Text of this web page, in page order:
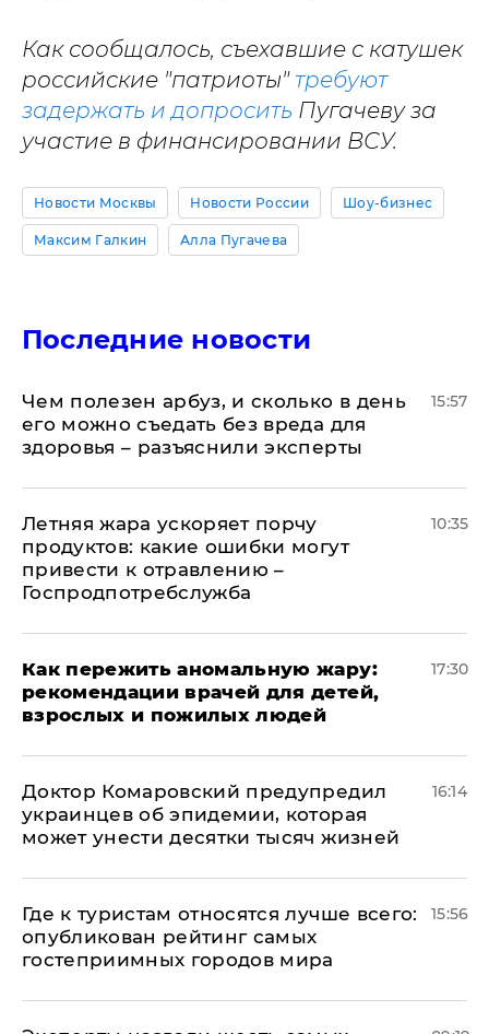
Как сообщалось, съехавшие с катушек
российские "патриоты" требуют
задержать и допросить Пугачеву за
участие в финансировании ВСУ.
Новости Москвы Новости России Шоу-бизнес
Максим Галкин Алла Пугачева
Последние новости
Чем полезен арбуз, и сколько в день
его можно съедать без вреда для
здоровья – разъяснили эксперты
15:57
Летняя жара ускоряет порчу
продуктов: какие ошибки могут
привести к отравлению –
Госпродпотребслужба
10:35
Как пережить аномальную жару:
рекомендации врачей для детей,
взрослых и пожилых людей
17:30
Доктор Комаровский предупредил
украинцев об эпидемии, которая
может унести десятки тысяч жизней
16:14
Где к туристам относятся лучше всего:
опубликован рейтинг самых
гостеприимных городов мира
15:56